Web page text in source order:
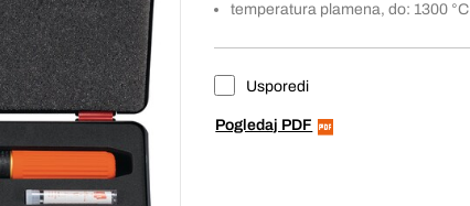
temperatura plamena, do: 1300 °C
Usporedi
Pogledaj PDF